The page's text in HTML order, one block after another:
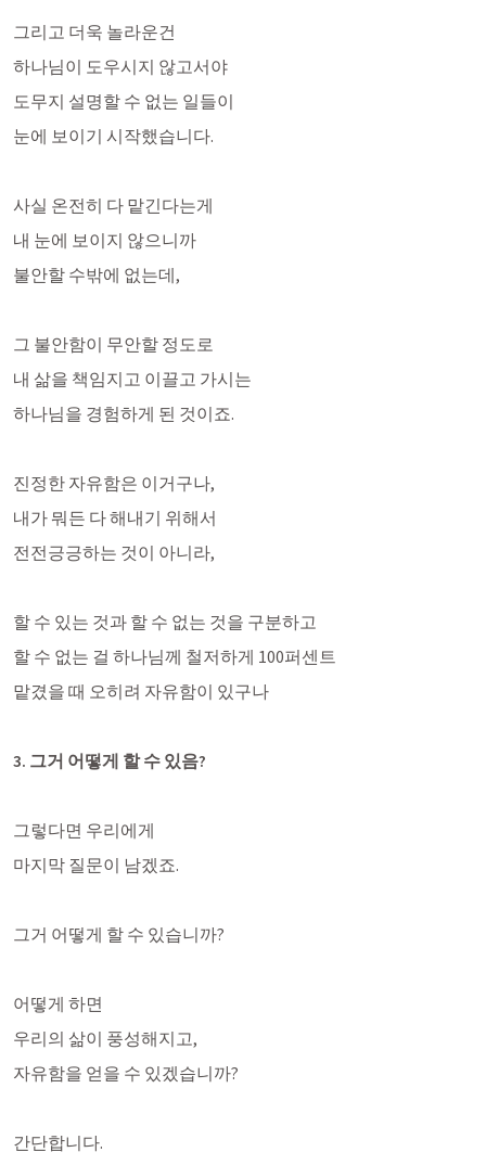
그리고 더욱 놀라운건
하나님이 도우시지 않고서야
도무지 설명할 수 없는 일들이
눈에 보이기 시작했습니다.
사실 온전히 다 맡긴다는게
내 눈에 보이지 않으니까
불안할 수밖에 없는데,
그 불안함이 무안할 정도로
내 삶을 책임지고 이끌고 가시는
하나님을 경험하게 된 것이죠.
진정한 자유함은 이거구나,
내가 뭐든 다 해내기 위해서
전전긍긍하는 것이 아니라,
할 수 있는 것과 할 수 없는 것을 구분하고
할 수 없는 걸 하나님께 철저하게 100퍼센트
맡겼을 때 오히려 자유함이 있구나
3. 그거 어떻게 할 수 있음?
그렇다면 우리에게
마지막 질문이 남겠죠.
그거 어떻게 할 수 있습니까?
어떻게 하면
우리의 삶이 풍성해지고,
자유함을 얻을 수 있겠습니까?
간단합니다.